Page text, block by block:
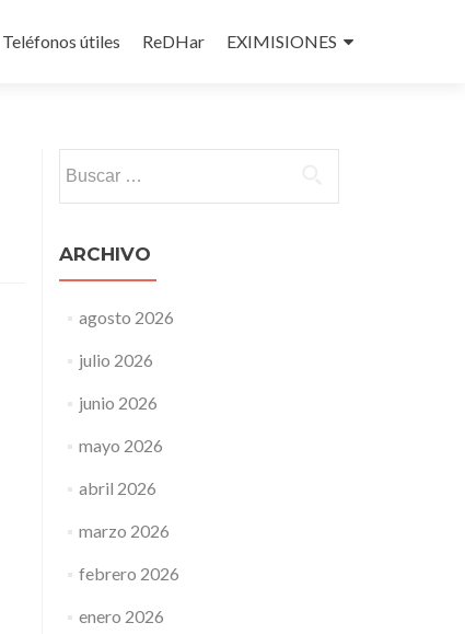
Teléfonos útiles ReDHar EXIMISIONES
ARCHIVO
agosto 2026
julio 2026
junio 2026
mayo 2026
abril 2026
marzo 2026
febrero 2026
enero 2026